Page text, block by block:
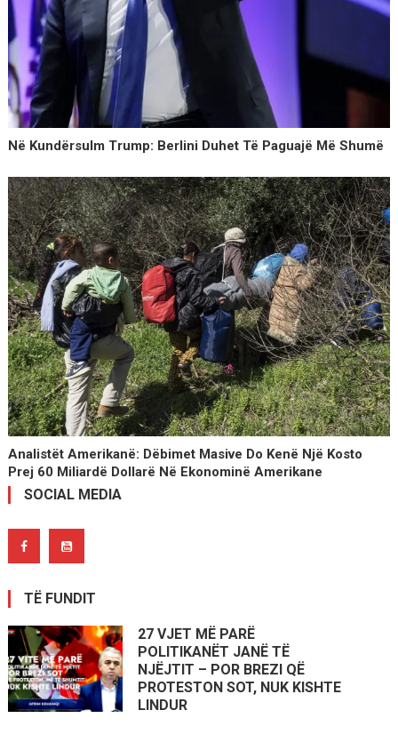
Në Kundërsulm Trump: Berlini Duhet Të Paguajë Më Shumë
Analistët Amerikanë: Dëbimet Masive Do Kenë Një Kosto
Prej 60 Miliardë Dollarë Në Ekonominë Amerikane
SOCIAL MEDIA
TË FUNDIT
27 VJET MË PARË
POLITIKANËT JANË TË
NJËJTIT – POR BREZI QË
PROTESTON SOT, NUK KISHTE
LINDUR